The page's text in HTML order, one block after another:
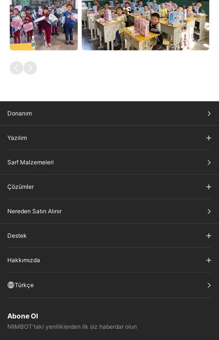
Donanım
Yazılım
Sarf Malzemeleri
Çözümler
Nereden Satın Alınır
Destek
Hakkımızda
Türkçe
Abone Ol
NIIMBOT'taki yeniliklerden ilk siz haberdar olun